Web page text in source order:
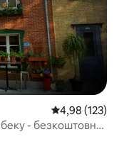
Середня
4,98 (123)
- безкоштовна